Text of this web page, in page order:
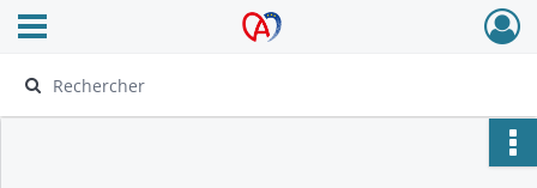
Archives Alsace - Colmar
Ouvrir le menu déroulant